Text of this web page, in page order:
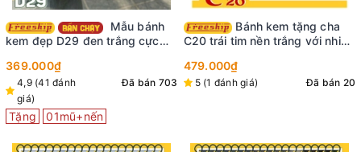
kem đẹp D29 đen trắng cực
369.000₫
4,9 (41 đánh
giá)
Đã bán 703
Tặng 01mũ+nến
C20 trái tim nền trắng với nhiều
tắn
479.000₫
5 (1 đánh giá) Đã bán 20